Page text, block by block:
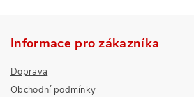
Informace pro zákazníka
Doprava
Obchodní podmínky